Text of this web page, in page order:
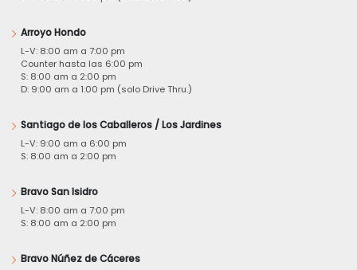
Arroyo Hondo
L-V: 8:00 am a 7:00 pm
Counter hasta las 6:00 pm
S: 8:00 am a 2:00 pm
D: 9:00 am a 1:00 pm (solo Drive Thru.)
Santiago de los Caballeros / Los Jardines
L-V: 9:00 am a 6:00 pm
S: 8:00 am a 2:00 pm
Bravo San Isidro
L-V: 8:00 am a 7:00 pm
S: 8:00 am a 2:00 pm
Bravo Núñez de Cáceres